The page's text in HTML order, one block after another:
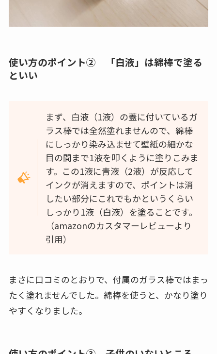
使い方のポイント② 「白液」は綿棒で塗る
といい
まず、白液（1液）の蓋に付いているガ
ラス棒では全然塗れませんので、綿棒
にしっかり染み込ませて壁紙の細かな
目の間まで1液を叩くように塗りこみま
す。この1液に青液（2液）が反応して
インクが消えますので、ポイントは消
したい部分にこれでもかというくらい
しっかり1液（白液）を塗ることです。
（amazonのカスタマーレビューより
引用）
まさに口コミのとおりで、付属のガラス棒ではまっ
たく塗れませんでした。綿棒を使うと、かなり塗り
やすくなりました。